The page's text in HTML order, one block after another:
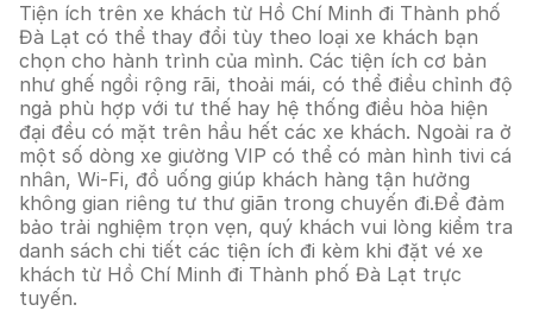
Tiện ích trên xe khách từ Hồ Chí Minh đi Thành phố
Đà Lạt có thể thay đổi tùy theo loại xe khách bạn
chọn cho hành trình của mình. Các tiện ích cơ bản
như ghế ngồi rộng rãi, thoải mái, có thể điều chỉnh độ
ngả phù hợp với tư thế hay hệ thống điều hòa hiện
đại đều có mặt trên hầu hết các xe khách. Ngoài ra ở
một số dòng xe giường VIP có thể có màn hình tivi cá
nhân, Wi-Fi, đồ uống giúp khách hàng tận hưởng
không gian riêng tư thư giãn trong chuyến đi.Để đảm
bảo trải nghiệm trọn vẹn, quý khách vui lòng kiểm tra
danh sách chi tiết các tiện ích đi kèm khi đặt vé xe
khách từ Hồ Chí Minh đi Thành phố Đà Lạt trực
tuyến.